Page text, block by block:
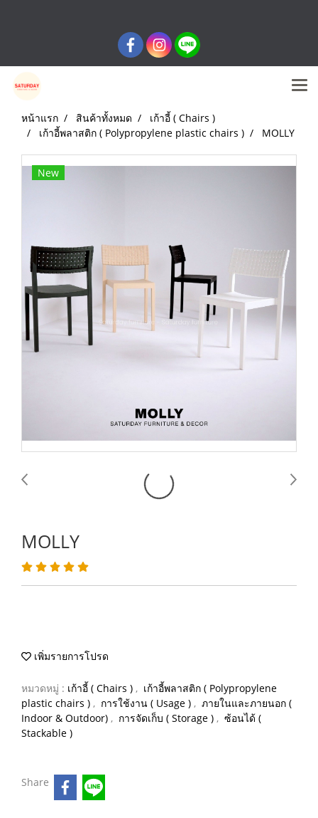
หน้าแรก สินค้าทั้งหมด
เก้าอี้ ( Chairs )
เก้าอี้พลาสติก ( Polypropylene plastic chairs )
MOLLY
New
MOLLY
เพิ่มรายการโปรด
หมวดหมู่ : เก้าอี้ ( Chairs ) , เก้าอี้พลาสติก ( Polypropylene
plastic chairs ) , การใช้งาน ( Usage ) , ภายในและภายนอก (
Indoor & Outdoor) , การจัดเก็บ ( Storage ) , ซ้อนได้ (
Stackable )
Share